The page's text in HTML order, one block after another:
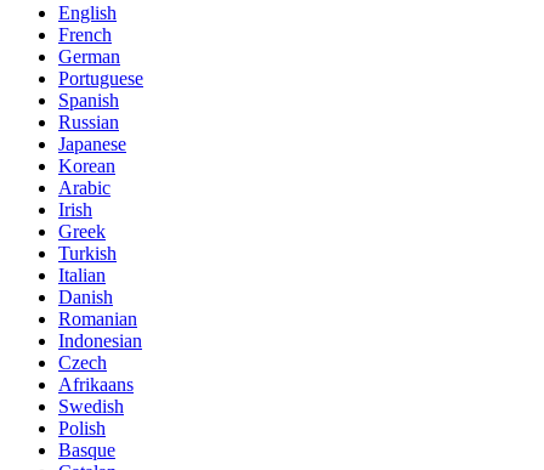
English
French
German
Portuguese
Spanish
Russian
Japanese
Korean
Arabic
Irish
Greek
Turkish
Italian
Danish
Romanian
Indonesian
Czech
Afrikaans
Swedish
Polish
Basque